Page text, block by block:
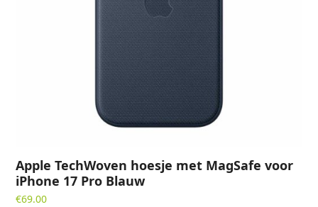
Apple TechWoven hoesje met MagSafe voor
iPhone 17 Pro Blauw
€69.00